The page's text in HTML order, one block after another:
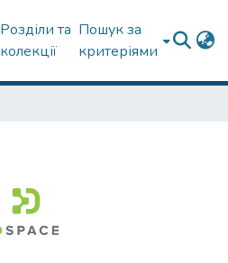
Розділи та
колекції
Пошук за
критеріями